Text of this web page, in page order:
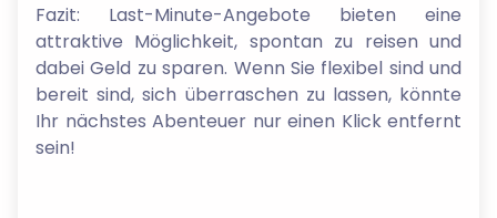
Fazit: Last-Minute-Angebote bieten eine
attraktive Möglichkeit, spontan zu reisen und
dabei Geld zu sparen. Wenn Sie flexibel sind und
bereit sind, sich überraschen zu lassen, könnte
Ihr nächstes Abenteuer nur einen Klick entfernt
sein!